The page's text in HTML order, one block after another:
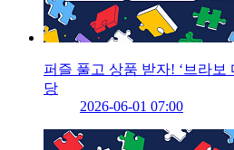
퍼즐 풀고 상품 받자! ‘브라보
당
2026-06-01 07:00